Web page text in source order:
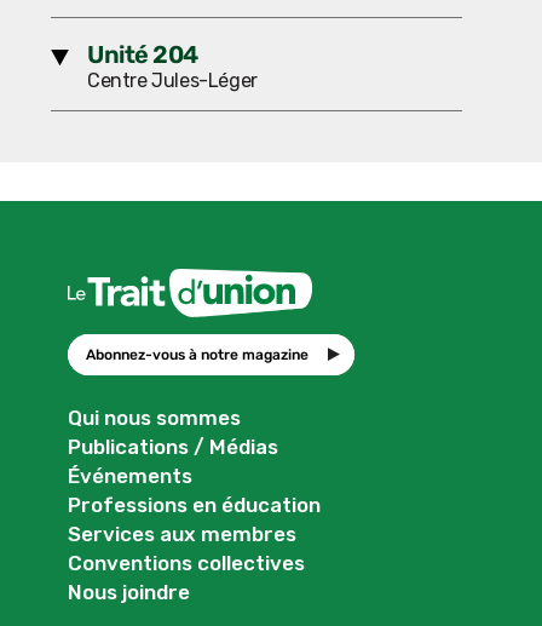
Unité 204
Centre Jules-Léger
Abonnez-vous à notre magazine
Qui nous sommes
Publications / Médias
Événements
Professions en éducation
Services aux membres
Conventions collectives
Nous joindre